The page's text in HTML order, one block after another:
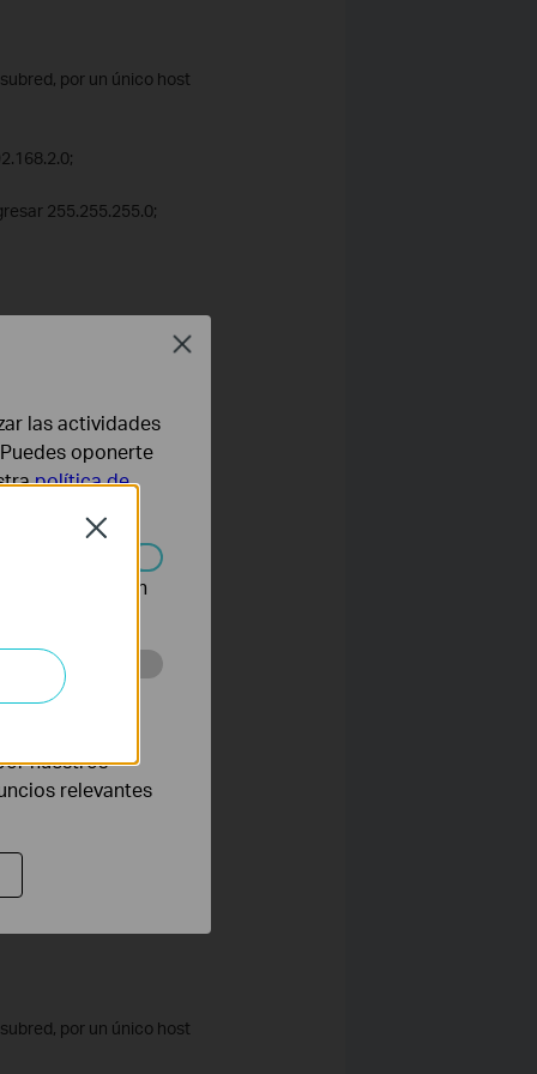
por un único host
255.255.255.0;
clic en IPSec.
por un único host
por un único host
Close
las actividades
oponerte
política de
en
con el fin de
nuestros
relevantes
Close